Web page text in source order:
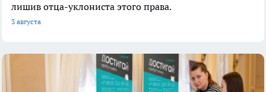
лишив отца-уклониста этого права.
3 августа